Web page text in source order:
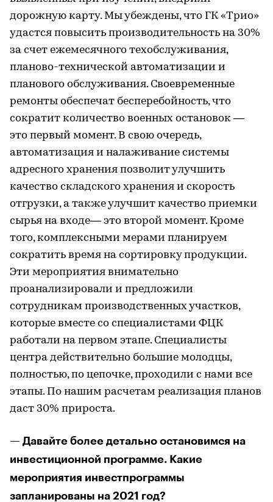
дорожную карту. Мы убеждены, что ГК «Трио»
удастся повысить производительность на 30%
за счет ежемесячного техобслуживания,
планово-технической автоматизации и
планового обслуживания. Своевременные
ремонты обеспечат бесперебойность, что
сократит количество военных остановок —
это первый момент. В свою очередь,
автоматизация и налаживание системы
адресного хранения позволит улучшить
качество складского хранения и скорость
отгрузки, а также улучшит качество приемки
сырья на входе— это второй момент. Кроме
того, комплексными мерами планируем
сократить время на сортировку продукции.
Эти мероприятия внимательно
проанализировали и предложили
сотрудникам производственных участков,
которые вместе со специалистами ФЦК
работали на первом этапе. Специалисты
центра действительно большие молодцы,
полностью, по цепочке, проходили с нами все
этапы. По нашим расчетам реализация планов
даст 30% прироста.
— Давайте более детально остановимся на
инвестиционной программе. Какие
мероприятия инвестпрограммы
запланированы на 2021 год?